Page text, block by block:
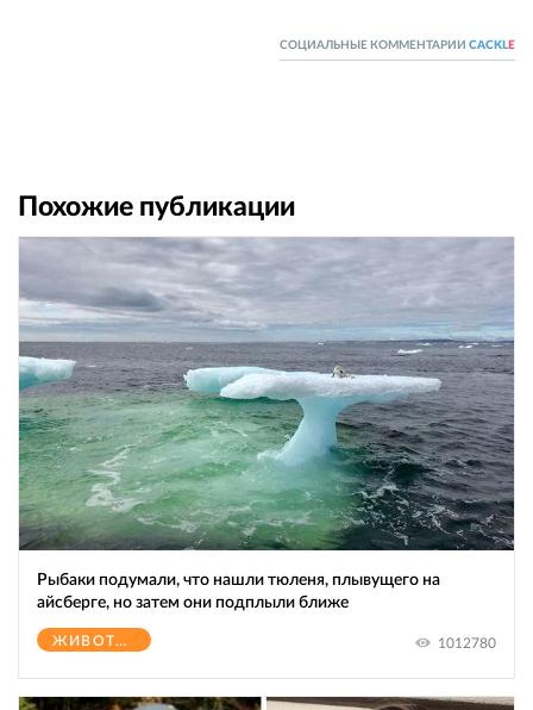
СОЦИАЛЬНЫЕ КОММЕНТАРИИ CACKL E
Похожие публикации
Рыбаки подумали, что нашли тюленя, плывущего на
айсберге, но затем они подплыли ближе
ЖИВОТНЫЕ 1012780